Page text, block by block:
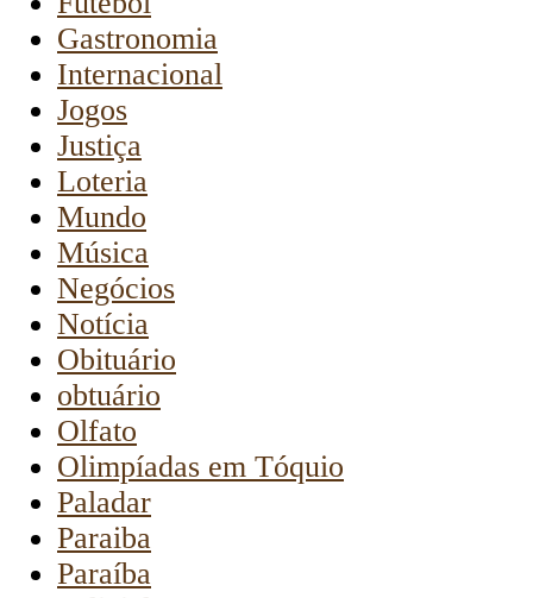
Gastronomia
Internacional
Jogos
Justiça
Loteria
Mundo
Música
Negócios
Notícia
Obituário
obtuário
Olfato
Olimpíadas em Tóquio
Paladar
Paraiba
Paraíba